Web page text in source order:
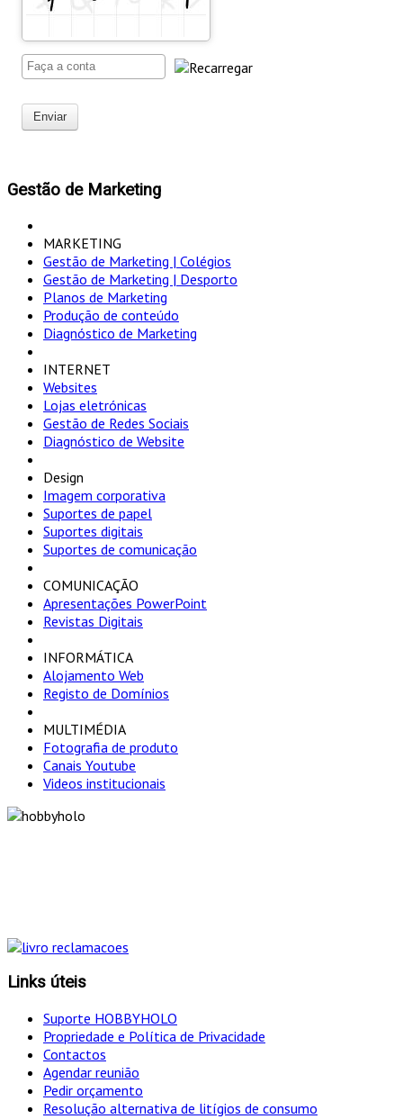
Enviar
Gestão de Marketing
MARKETING
Gestão de Marketing | Colégios
Gestão de Marketing | Desporto
Planos de Marketing
Produção de conteúdo
Diagnóstico de Marketing
INTERNET
Websites
Lojas eletrónicas
Gestão de Redes Sociais
Diagnóstico de Website
Design
Imagem corporativa
Suportes de papel
Suportes digitais
Suportes de comunicação
COMUNICAÇÃO
Apresentações PowerPoint
Revistas Digitais
INFORMÁTICA
Alojamento Web
Registo de Domínios
MULTIMÉDIA
Fotografia de produto
Canais Youtube
Videos institucionais
Links úteis
Suporte HOBBYHOLO
Propriedade e Política de Privacidade
Contactos
Agendar reunião
Pedir orçamento
Resolução alternativa de litígios de consumo